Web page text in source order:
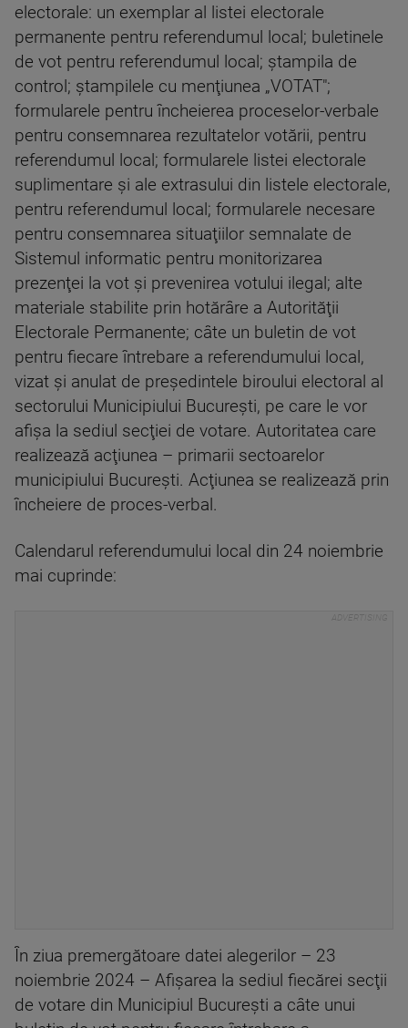
electorale: un exemplar al listei electorale
permanente pentru referendumul local; buletinele
de vot pentru referendumul local; ştampila de
control; ştampilele cu menţiunea „VOTAT";
formularele pentru încheierea proceselor-verbale
pentru consemnarea rezultatelor votării, pentru
referendumul local; formularele listei electorale
suplimentare şi ale extrasului din listele electorale,
pentru referendumul local; formularele necesare
pentru consemnarea situaţiilor semnalate de
Sistemul informatic pentru monitorizarea
prezenţei la vot şi prevenirea votului ilegal; alte
materiale stabilite prin hotărâre a Autorităţii
Electorale Permanente; câte un buletin de vot
pentru fiecare întrebare a referendumului local,
vizat şi anulat de preşedintele biroului electoral al
sectorului Municipiului Bucureşti, pe care le vor
afişa la sediul secţiei de votare. Autoritatea care
realizează acţiunea – primarii sectoarelor
municipiului Bucureşti. Acţiunea se realizează prin
încheiere de proces-verbal.
Calendarul referendumului local din 24 noiembrie
mai cuprinde:
În ziua premergătoare datei alegerilor – 23
noiembrie 2024 – Afişarea la sediul fiecărei secţii
de votare din Municipiul Bucureşti a câte unui